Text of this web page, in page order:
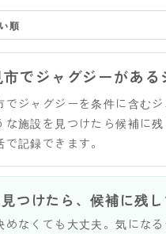
順
市でジャグジーがある
でジャグジーを条件に含むジ
な施設を見つけたら候補に
で記録できます。
つけたら、候補に残し
めなくても大丈夫。気にな